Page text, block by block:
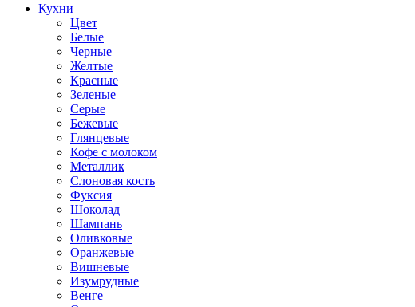
Кухни
Цвет
Белые
Черные
Желтые
Красные
Зеленые
Серые
Бежевые
Глянцевые
Кофе с молоком
Металлик
Слоновая кость
Фуксия
Шоколад
Шампань
Оливковые
Оранжевые
Вишневые
Изумрудные
Венге